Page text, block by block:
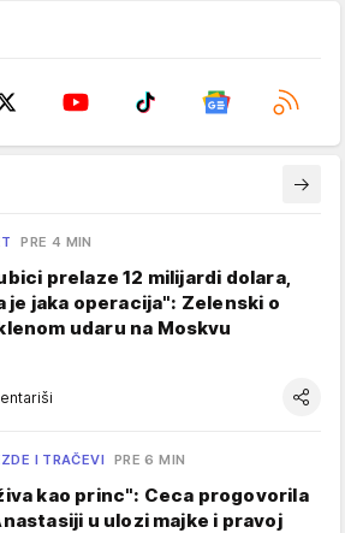
PRE 4 MIN
prelaze 12 milijardi dolara,
je jaka operacija": Zelenski o
udaru na Moskvu
I TRAČEVI PRE 6 MIN
kao princ": Ceca progovorila
u ulozi majke i pravoj